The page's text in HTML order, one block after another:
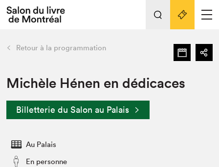
L'événement
Préparer sa visite au Salon
Actualités
SLM PRO
retour Nos activités
Préparer sa visite
Salon dans la ville et en ligne
Liens pratiques
Retour à la programmation
Michèle Hénen en dédicaces
Billetterie du Salon au Palais
Au Palais
En personne